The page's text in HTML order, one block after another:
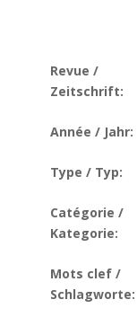
Revue /
Zeitschrift:
Année / Jahr:
Type / Typ:
Catégorie /
Kategorie:
Mots clef /
Schlagworte: